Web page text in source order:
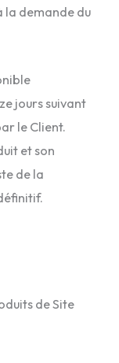
la demande du
jours suivant
le Client.
et son
de la
de Site